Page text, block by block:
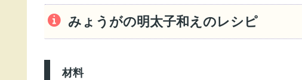
みょうがの明太子和えのレシピ
材料